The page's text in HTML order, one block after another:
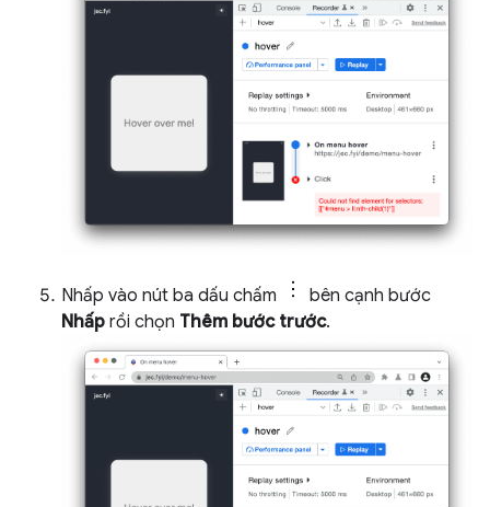
Nhấp vào nút ba dấu chấm
bên cạnh bước
Nhấp rồi chọn Thêm bước trước.